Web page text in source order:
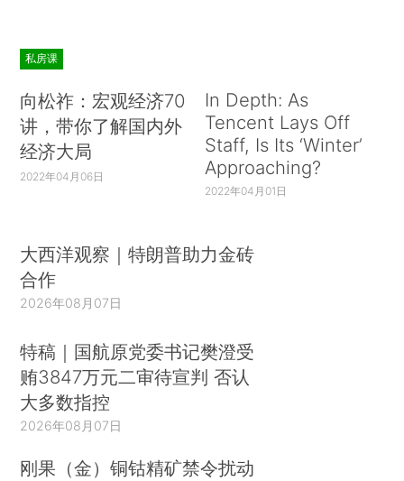
私房课
向松祚：宏观经济70
讲，带你了解国内外
经济大局
2022年04月06日
In Depth: As
Tencent Lays Off
Staff, Is Its ‘Winter’
Approaching?
2022年04月01日
大西洋观察｜特朗普助力金砖
合作
2026年08月07日
特稿｜国航原党委书记樊澄受
贿3847万元二审待宣判 否认
大多数指控
2026年08月07日
刚果（金）铜钴精矿禁令扰动